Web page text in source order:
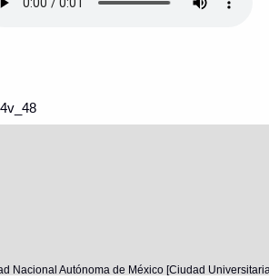
Nacional Autónoma de México [Ciudad